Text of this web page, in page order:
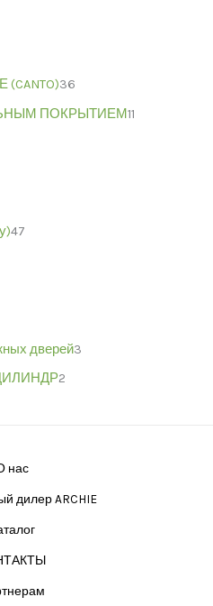
36
ПОКРЫТИЕМ11
47
дверей3
2
нас
дилер ARCHIE